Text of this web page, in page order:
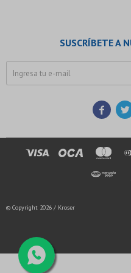
SUSCRÍBETE A
 
© Copyright 2026 / Kroser